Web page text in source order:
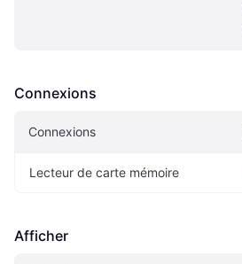
Connexions
Connexions
Lecteur de carte mémoire
Afficher